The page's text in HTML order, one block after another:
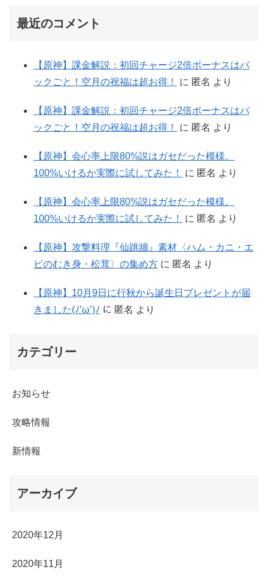
最近のコメント
【原神】課金解説：初回チャージ2倍ボーナスはパ
ックごと！空月の祝福は超お得！
に 匿名 より
【原神】課金解説：初回チャージ2倍ボーナスはパ
ックごと！空月の祝福は超お得！
に 匿名 より
【原神】会心率上限80%説はガセだった模様。
100%いけるか実際に試してみた！
に 匿名 より
【原神】会心率上限80%説はガセだった模様。
100%いけるか実際に試してみた！
に 匿名 より
【原神】攻撃料理『仙跳牆』素材〈ハム・カニ・エ
ビのむき身・松茸〉の集め方 に 匿名 より
【原神】10月9日に行秋から誕生日プレゼントが届
きました(ﾉ’ω’)ﾉ に 匿名 より
カテゴリー
お知らせ
攻略情報
新情報
アーカイブ
2020年12月
2020年11月